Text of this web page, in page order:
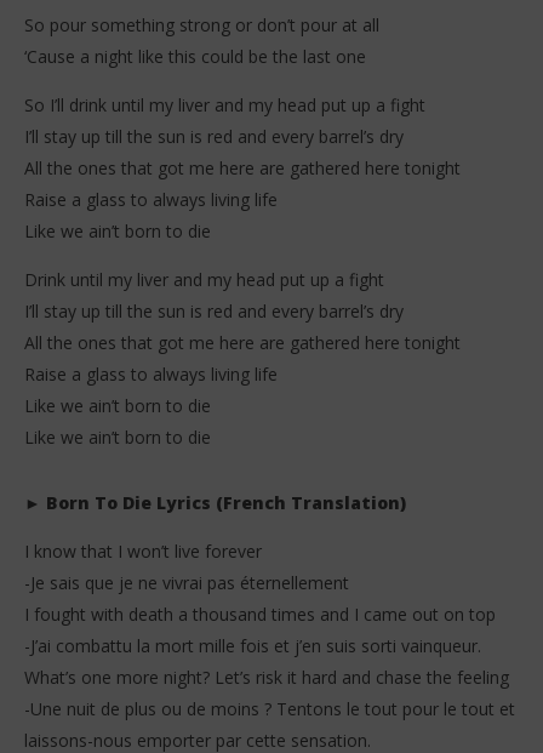
So pour something strong or don’t pour at all
‘Cause a night like this could be the last one
So I’ll drink until my liver and my head put up a fight
I’ll stay up till the sun is red and every barrel’s dry
All the ones that got me here are gathered here tonight
Raise a glass to always living life
Like we ain’t born to die
Drink until my liver and my head put up a fight
I’ll stay up till the sun is red and every barrel’s dry
All the ones that got me here are gathered here tonight
Raise a glass to always living life
Like we ain’t born to die
Like we ain’t born to die
► Born To Die Lyrics (French Translation)
I know that I won’t live forever
-Je sais que je ne vivrai pas éternellement
I fought with death a thousand times and I came out on top
-J’ai combattu la mort mille fois et j’en suis sorti vainqueur.
What’s one more night? Let’s risk it hard and chase the feeling
-Une nuit de plus ou de moins ? Tentons le tout pour le tout et
laissons-nous emporter par cette sensation.